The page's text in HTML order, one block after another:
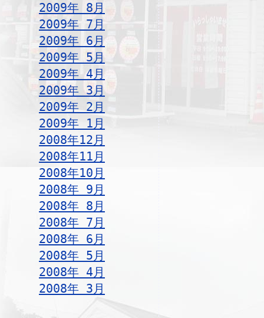
2009年 8月
2009年 7月
2009年 6月
2009年 5月
2009年 4月
2009年 3月
2009年 2月
2009年 1月
2008年12月
2008年11月
2008年10月
2008年 9月
2008年 8月
2008年 7月
2008年 6月
2008年 5月
2008年 4月
2008年 3月